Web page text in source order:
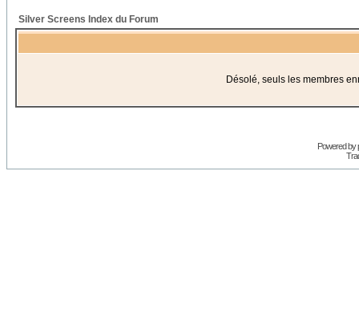
Silver Screens Index du Forum
Désolé, seuls les membres
Powered by